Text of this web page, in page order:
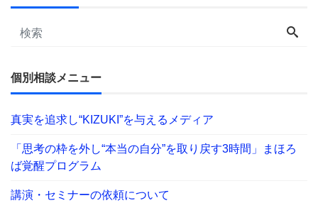
個別相談メニュー
真実を追求し“KIZUKI”を与えるメディア
「思考の枠を外し“本当の自分”を取り戻す3時間」まほろ
ば覚醒プログラム
講演・セミナーの依頼について